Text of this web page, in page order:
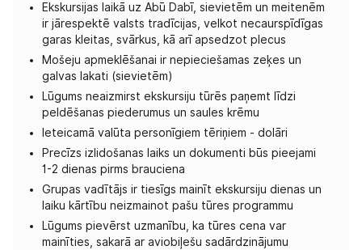
Ekskursijas laikā uz Abū Dabī, sievietēm un meitenēm
ir jārespektē valsts tradīcijas, velkot necaurspīdīgas
garas kleitas, svārkus, kā arī apsedzot plecus
Mošeju apmeklēšanai ir nepieciešamas zeķes un
galvas lakati (sievietēm)
Lūgums neaizmirst ekskursiju tūrēs paņemt līdzi
peldēšanas piederumus un saules krēmu
Ieteicamā valūta personīgiem tēriņiem - dolāri
Precīzs izlidošanas laiks un dokumenti būs pieejami
1-2 dienas pirms brauciena
Grupas vadītājs ir tiesīgs mainīt ekskursiju dienas un
laiku kārtību neizmainot pašu tūres programmu
Lūgums pievērst uzmanību, ka tūres cena var
mainīties, sakarā ar aviobiļešu sadārdzinājumu